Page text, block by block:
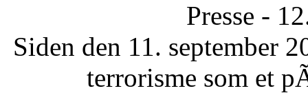
Presse -
Siden den 11. september
terrorisme som et